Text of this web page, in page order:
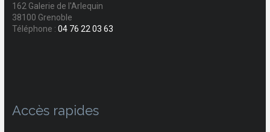
162 Galerie de l'Arlequin
38100 Grenoble
Téléphone : 04 76 22 03 63
Accès rapides